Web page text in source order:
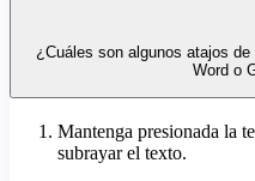
¿Cuáles son algunos atajos
Word o
Mantenga presionada la
subrayar el texto.